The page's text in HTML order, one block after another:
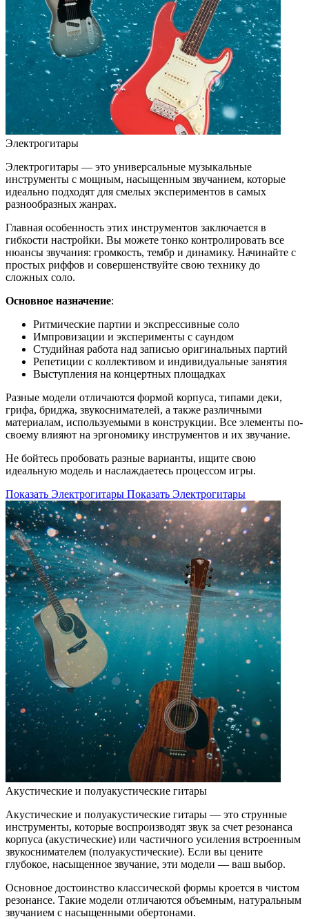
Электрогитары
Электрогитары — это универсальные музыкальные
инструменты с мощным, насыщенным звучанием, которые
идеально подходят для смелых экспериментов в самых
разнообразных жанрах.
Главная особенность этих инструментов заключается в
гибкости настройки. Вы можете тонко контролировать все
нюансы звучания: громкость, тембр и динамику. Начинайте с
простых риффов и совершенствуйте свою технику до
сложных соло.
Основное назначение:
Ритмические партии и экспрессивные соло
Импровизации и эксперименты с саундом
Студийная работа над записью оригинальных партий
Репетиции с коллективом и индивидуальные занятия
Выступления на концертных площадках
Разные модели отличаются формой корпуса, типами деки,
грифа, бриджа, звукоснимателей, а также различными
материалам, используемыми в конструкции. Все элементы по-
своему влияют на эргономику инструментов и их звучание.
Не бойтесь пробовать разные варианты, ищите свою
идеальную модель и наслаждаетесь процессом игры.
Показать Электрогитары Показать Электрогитары
Акустические и полуакустические гитары
Акустические и полуакустические гитары — это струнные
инструменты, которые воспроизводят звук за счет резонанса
корпуса (акустические) или частичного усиления встроенным
звукоснимателем (полуакустические). Если вы цените
глубокое, насыщенное звучание, эти модели — ваш выбор.
Основное достоинство классической формы кроется в чистом
резонансе. Такие модели отличаются объемным, натуральным
звучанием с насыщенными обертонами.